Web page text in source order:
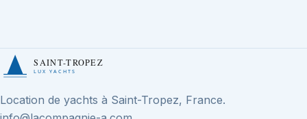
SAINT-TROPEZ
LUX YACHTS
Location de yachts à Saint-Tropez, France.